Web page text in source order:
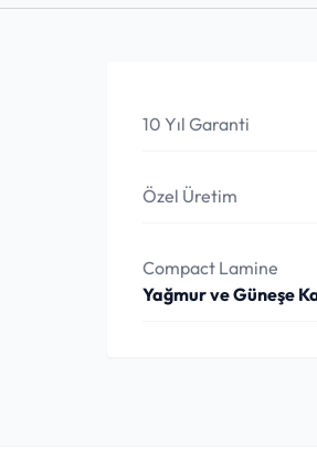
10 Yıl Garanti
Özel Üretim
Compact Lamine
Yağmur ve Güneşe